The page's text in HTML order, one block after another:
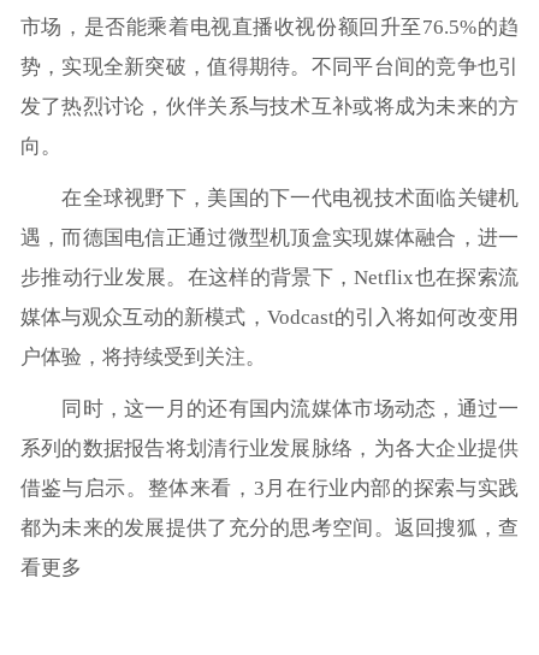
市场，是否能乘着电视直播收视份额回升至76.5%的趋
势，实现全新突破，值得期待。不同平台间的竞争也引
发了热烈讨论，伙伴关系与技术互补或将成为未来的方
向。
在全球视野下，美国的下一代电视技术面临关键机
遇，而德国电信正通过微型机顶盒实现媒体融合，进一
步推动行业发展。在这样的背景下，Netflix也在探索流
媒体与观众互动的新模式，Vodcast的引入将如何改变用
户体验，将持续受到关注。
同时，这一月的还有国内流媒体市场动态，通过一
系列的数据报告将划清行业发展脉络，为各大企业提供
借鉴与启示。整体来看，3月在行业内部的探索与实践
都为未来的发展提供了充分的思考空间。返回搜狐，查
看更多